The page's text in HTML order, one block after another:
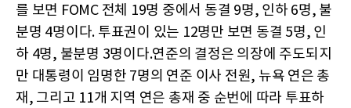
를 보면 FOMC 전체 19명 중에서 동결 9명, 인하 6명, 불
분명 4명이다. 투표권이 있는 12명만 보면 동결 5명, 인
하 4명, 불분명 3명이다.연준의 결정은 의장에 주도되지
만 대통령이 임명한 7명의 연준 이사 전원, 뉴욕 연은 총
재, 그리고 11개 지역 연은 총재 중 순번에 따라 투표하